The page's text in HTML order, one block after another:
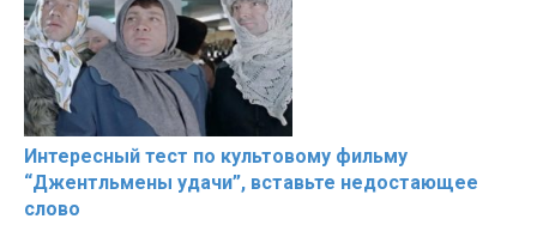
Интересный тест по культовому фильму
“Джентльмены удачи”, вставьте недостающее
слово